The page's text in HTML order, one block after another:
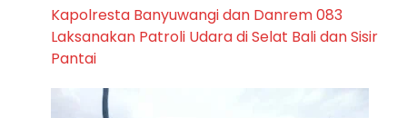
Kapolresta Banyuwangi dan Danrem 083
Laksanakan Patroli Udara di Selat Bali dan Sisir
Pantai